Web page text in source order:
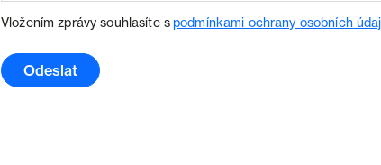
Vložením zprávy souhlasíte spodmínkami ochrany osobních
Odeslat